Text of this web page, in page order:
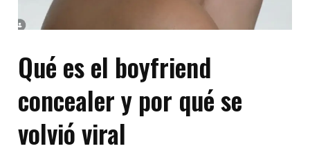
Qué es el boyfriend
concealer y por qué se
volvió viral